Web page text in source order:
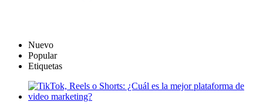
Nuevo
Popular
Etiquetas